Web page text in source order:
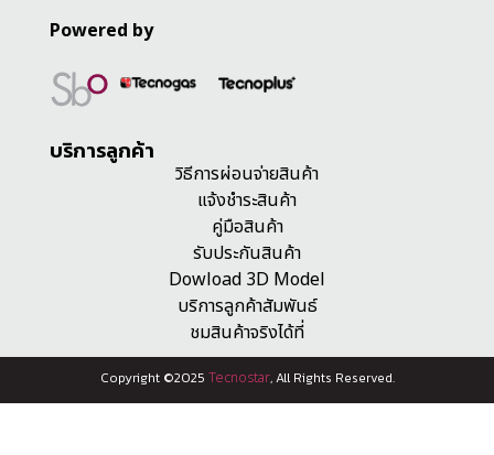
Powered by
บริการลูกค้า
วิธีการผ่อนจ่ายสินค้า
แจ้งชำระสินค้า
คู่มือสินค้า
รับประกันสินค้า
Dowload 3D Model
บริการลูกค้าสัมพันธ์
ชมสินค้าจริงได้ที่
Copyright ©2025 Tecnostar, All Rights Reserved.